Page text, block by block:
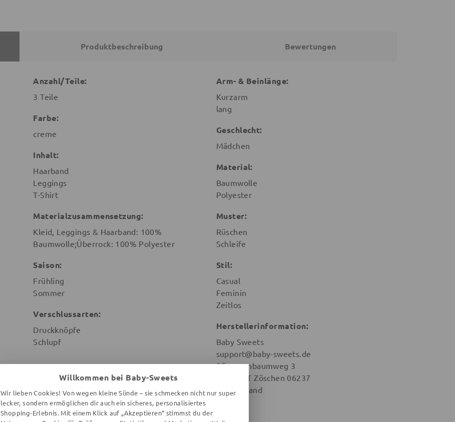
Produktbeschreibung Bewertungen
Anzahl/Teile:
3 Teile
Farbe:
creme
Inhalt:
Haarband
Leggings
T-Shirt
Materialzusammensetzung:
Kleid, Leggings & Haarband: 100%
Baumwolle;Überrock: 100% Polyester
Saison:
Frühling
Sommer
Verschlussarten:
Druckknöpfe
Schlupf
Arm- & Beinlänge:
Kurzarm
lang
Geschlecht:
Mädchen
Material:
Baumwolle
Polyester
Muster:
Rüschen
Schleife
Stil:
Casual
Feminin
Zeitlos
Herstellerinformation:
Baby Sweets
support@baby-sweets.de
Pflaumenbaumweg 3
Leuna OT Zöschen 06237
Deutschland
Willkommen bei Baby-Sweets
Wir lieben Cookies! Von wegen kleine Sünde – sie schmecken nicht nur super
lecker, sondern ermöglichen dir auch ein sicheres, personalisiertes
Shopping-Erlebnis. Mit einem Klick auf „Akzeptieren“ stimmst du der